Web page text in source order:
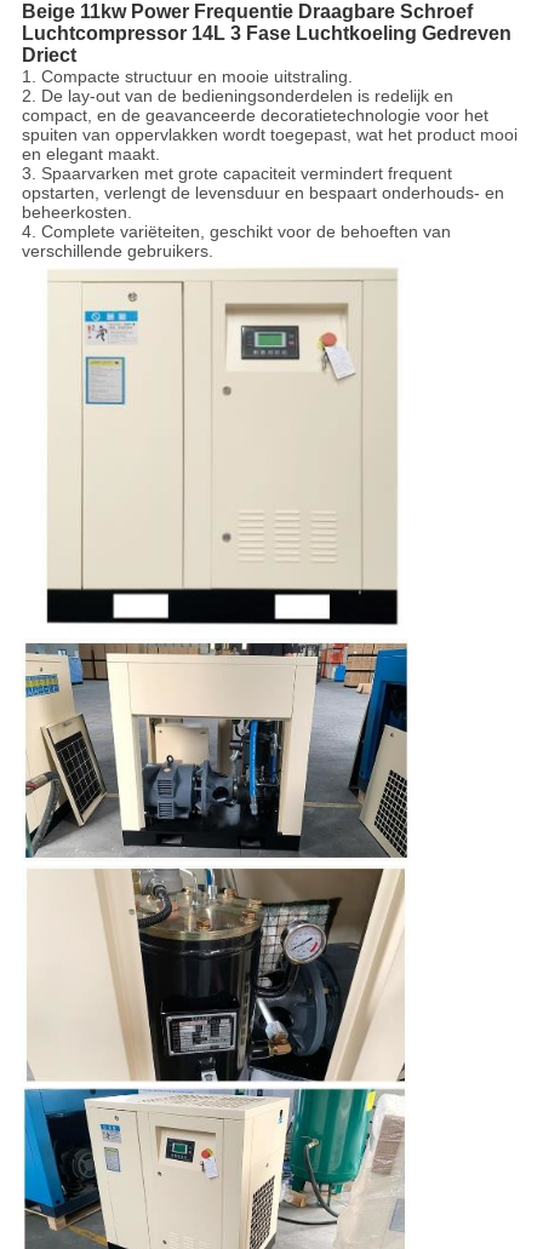
Beige 11kw Power Frequentie Draagbare Schroef
Luchtcompressor 14L 3 Fase Luchtkoeling Gedreven
Driect
1. Compacte structuur en mooie uitstraling.
2. De lay-out van de bedieningsonderdelen is redelijk en
compact, en de geavanceerde decoratietechnologie voor het
spuiten van oppervlakken wordt toegepast, wat het product mooi
en elegant maakt.
3. Spaarvarken met grote capaciteit vermindert frequent
opstarten, verlengt de levensduur en bespaart onderhouds- en
beheerkosten.
4. Complete variëteiten, geschikt voor de behoeften van
verschillende gebruikers.